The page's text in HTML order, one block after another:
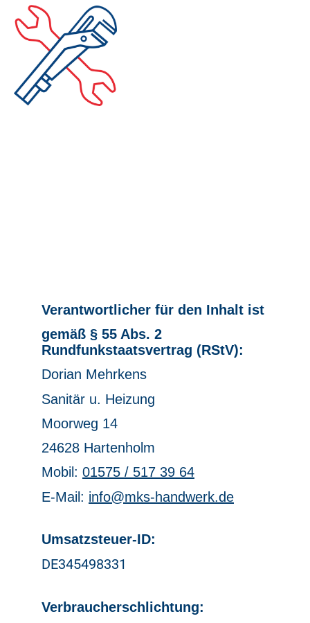
Verantwortlicher für den Inhalt ist
gemäß § 55 Abs. 2
Rundfunkstaatsvertrag (RStV):
Dorian Mehrkens
Sanitär u. Heizung
Moorweg 14
24628 Hartenholm
Mobil: 01575 / 517 39 64
E-Mail: info@mks-handwerk.de
Umsatzsteuer-ID:
DE345498331
Verbraucherschlichtung: